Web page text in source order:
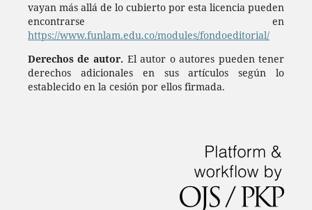
vayan más allá de lo cubierto por esta licencia pueden
encontrarse en
https://www.funlam.edu.co/modules/fondoeditorial/
Derechos de autor. El autor o autores pueden tener
derechos adicionales en sus artículos según lo
establecido en la cesión por ellos firmada.